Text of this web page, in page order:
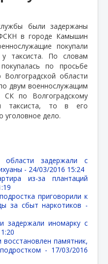
были задержаны
в городе Камышин
покупали
у таксиста. По словам
по просьбе
области
двум военнослужащим
по Волгоградскому
таксиста, то в его
уголовное дело.
области задержали с
- 24/03/2016 15:24
из-за плантаций
приговорили к
за сбыт наркотиков -
задержали иномарку с
памятник,
- 17/03/2016